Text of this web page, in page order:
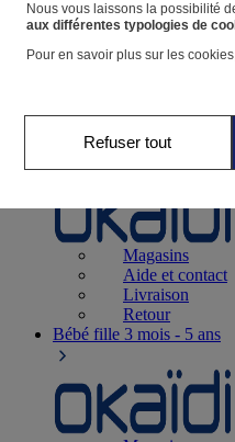
Favoris
Naissance0-12 mois
Magasins
Aide et contact
Livraison
Retour
Bébé fille 3 mois - 5 ans
Nous vous laissons la possibilité
aux différentes typologies de
Pour en savoir plus sur les
Refuser tout